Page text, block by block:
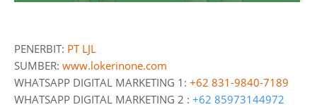
PENERBIT: PT LJL
SUMBER: www.lokerinone.com
WHATSAPP DIGITAL MARKETING 1: +62 831-9840-7189
WHATSAPP DIGITAL MARKETING 2 : +62 85973144972